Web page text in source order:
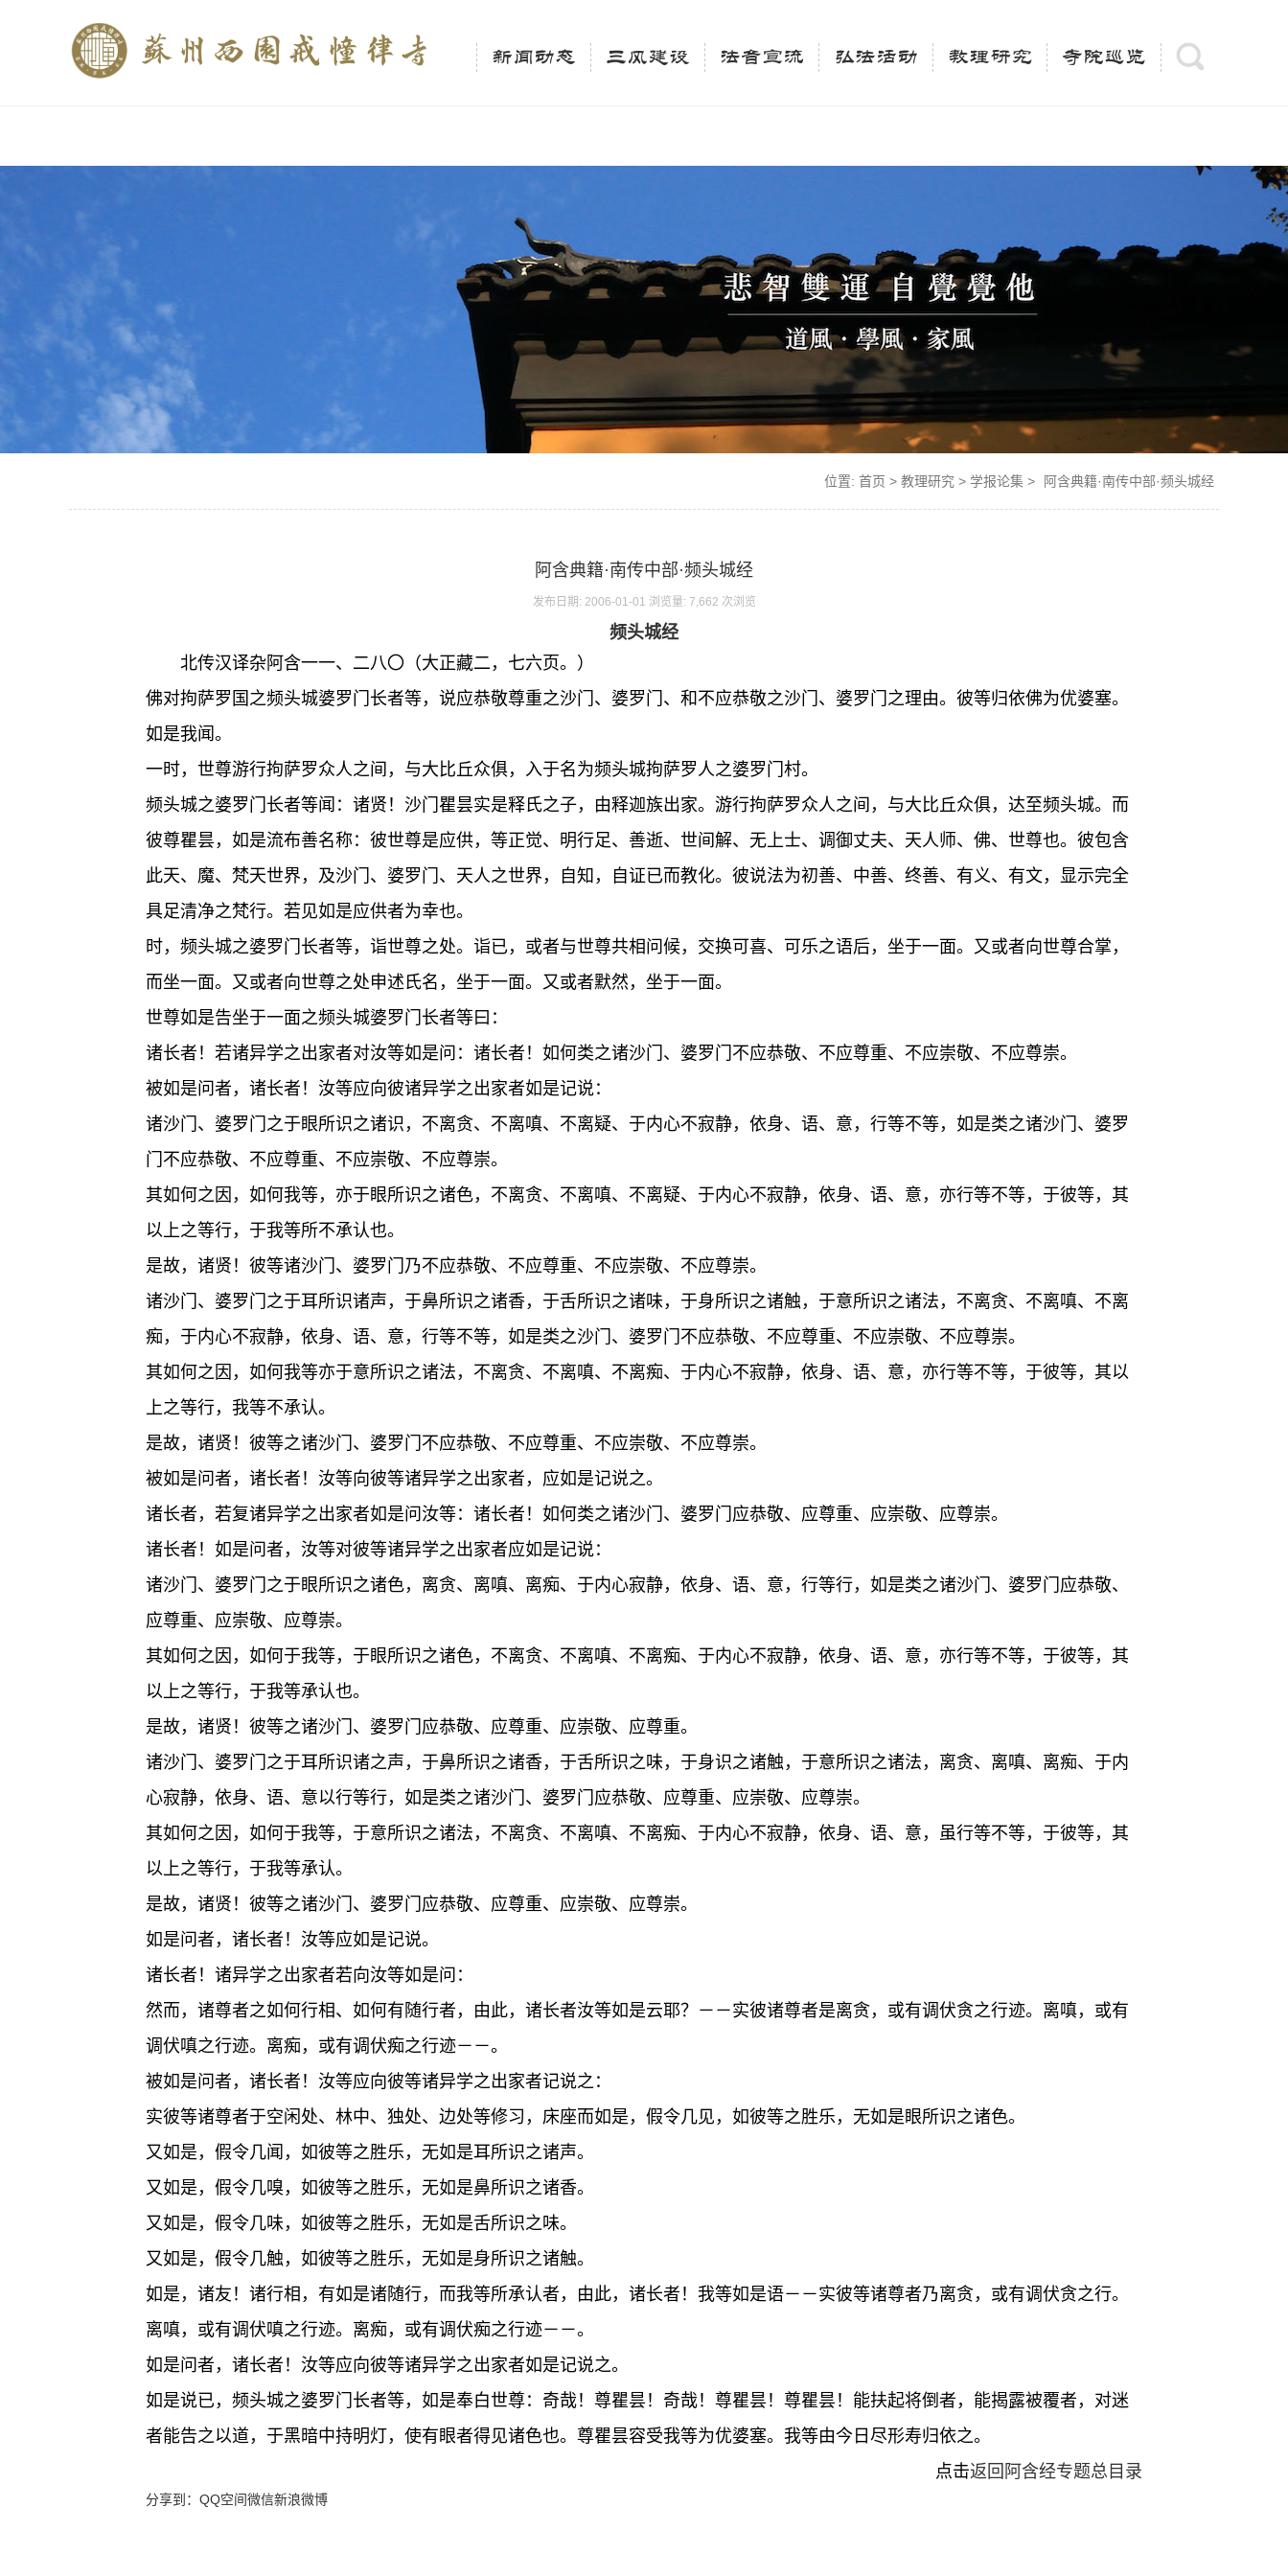
$description = category_description(); } elseif (is_tag()){ $keywords = single_tag_title('', false); $description = tag_description(); } $keywords = trim(strip_tags($keywords)); $description =
trim(strip_tags($description)); ?>
新闻动态 三风建设 法音宣流 弘法活动 教理研究 寺院巡览
位置: 首页 > 教理研究 > 学报论集 > 阿含典籍·南传中部·频头城经
阿含典籍·南传中部·频头城经
发布日期: 2006-01-01 浏览量: 7,662 次浏览
频头城经
北传汉译杂阿含一一、二八〇（大正藏二，七六页。）
佛对拘萨罗国之频头城婆罗门长者等，说应恭敬尊重之沙门、婆罗门、和不应恭敬之沙门、婆罗门之理由。彼等归依佛为优婆塞。
如是我闻。
一时，世尊游行拘萨罗众人之间，与大比丘众俱，入于名为频头城拘萨罗人之婆罗门村。
频头城之婆罗门长者等闻：诸贤！沙门瞿昙实是释氏之子，由释迦族出家。游行拘萨罗众人之间，与大比丘众俱，达至频头城。而
彼尊瞿昙，如是流布善名称：彼世尊是应供，等正觉、明行足、善逝、世间解、无上士、调御丈夫、天人师、佛、世尊也。彼包含
此天、魔、梵天世界，及沙门、婆罗门、天人之世界，自知，自证已而教化。彼说法为初善、中善、终善、有义、有文，显示完全
具足清净之梵行。若见如是应供者为幸也。
时，频头城之婆罗门长者等，诣世尊之处。诣已，或者与世尊共相问候，交换可喜、可乐之语后，坐于一面。又或者向世尊合掌，
而坐一面。又或者向世尊之处申述氏名，坐于一面。又或者默然，坐于一面。
世尊如是告坐于一面之频头城婆罗门长者等曰：
诸长者！若诸异学之出家者对汝等如是问：诸长者！如何类之诸沙门、婆罗门不应恭敬、不应尊重、不应崇敬、不应尊崇。
被如是问者，诸长者！汝等应向彼诸异学之出家者如是记说：
诸沙门、婆罗门之于眼所识之诸识，不离贪、不离嗔、不离疑、于内心不寂静，依身、语、意，行等不等，如是类之诸沙门、婆罗
门不应恭敬、不应尊重、不应崇敬、不应尊崇。
其如何之因，如何我等，亦于眼所识之诸色，不离贪、不离嗔、不离疑、于内心不寂静，依身、语、意，亦行等不等，于彼等，其
以上之等行，于我等所不承认也。
是故，诸贤！彼等诸沙门、婆罗门乃不应恭敬、不应尊重、不应崇敬、不应尊崇。
诸沙门、婆罗门之于耳所识诸声，于鼻所识之诸香，于舌所识之诸味，于身所识之诸触，于意所识之诸法，不离贪、不离嗔、不离
痴，于内心不寂静，依身、语、意，行等不等，如是类之沙门、婆罗门不应恭敬、不应尊重、不应崇敬、不应尊崇。
其如何之因，如何我等亦于意所识之诸法，不离贪、不离嗔、不离痴、于内心不寂静，依身、语、意，亦行等不等，于彼等，其以
上之等行，我等不承认。
是故，诸贤！彼等之诸沙门、婆罗门不应恭敬、不应尊重、不应崇敬、不应尊崇。
被如是问者，诸长者！汝等向彼等诸异学之出家者，应如是记说之。
诸长者，若复诸异学之出家者如是问汝等：诸长者！如何类之诸沙门、婆罗门应恭敬、应尊重、应崇敬、应尊崇。
诸长者！如是问者，汝等对彼等诸异学之出家者应如是记说：
诸沙门、婆罗门之于眼所识之诸色，离贪、离嗔、离痴、于内心寂静，依身、语、意，行等行，如是类之诸沙门、婆罗门应恭敬、
应尊重、应崇敬、应尊崇。
其如何之因，如何于我等，于眼所识之诸色，不离贪、不离嗔、不离痴、于内心不寂静，依身、语、意，亦行等不等，于彼等，其
以上之等行，于我等承认也。
是故，诸贤！彼等之诸沙门、婆罗门应恭敬、应尊重、应崇敬、应尊重。
诸沙门、婆罗门之于耳所识诸之声，于鼻所识之诸香，于舌所识之味，于身识之诸触，于意所识之诸法，离贪、离嗔、离痴、于内
心寂静，依身、语、意以行等行，如是类之诸沙门、婆罗门应恭敬、应尊重、应崇敬、应尊崇。
其如何之因，如何于我等，于意所识之诸法，不离贪、不离嗔、不离痴、于内心不寂静，依身、语、意，虽行等不等，于彼等，其
以上之等行，于我等承认。
是故，诸贤！彼等之诸沙门、婆罗门应恭敬、应尊重、应崇敬、应尊崇。
如是问者，诸长者！汝等应如是记说。
诸长者！诸异学之出家者若向汝等如是问：
然而，诸尊者之如何行相、如何有随行者，由此，诸长者汝等如是云耶？－－实彼诸尊者是离贪，或有调伏贪之行迹。离嗔，或有
调伏嗔之行迹。离痴，或有调伏痴之行迹－－。
被如是问者，诸长者！汝等应向彼等诸异学之出家者记说之：
实彼等诸尊者于空闲处、林中、独处、边处等修习，床座而如是，假令几见，如彼等之胜乐，无如是眼所识之诸色。
又如是，假令几闻，如彼等之胜乐，无如是耳所识之诸声。
又如是，假令几嗅，如彼等之胜乐，无如是鼻所识之诸香。
又如是，假令几味，如彼等之胜乐，无如是舌所识之味。
又如是，假令几触，如彼等之胜乐，无如是身所识之诸触。
如是，诸友！诸行相，有如是诸随行，而我等所承认者，由此，诸长者！我等如是语－－实彼等诸尊者乃离贪，或有调伏贪之行。
离嗔，或有调伏嗔之行迹。离痴，或有调伏痴之行迹－－。
如是问者，诸长者！汝等应向彼等诸异学之出家者如是记说之。
如是说已，频头城之婆罗门长者等，如是奉白世尊：奇哉！尊瞿昙！奇哉！尊瞿昙！尊瞿昙！能扶起将倒者，能揭露被覆者，对迷
者能告之以道，于黑暗中持明灯，使有眼者得见诸色也。尊瞿昙容受我等为优婆塞。我等由今日尽形寿归依之。
点击返回阿含经专题总目录
分享到： QQ空间微信新浪微博